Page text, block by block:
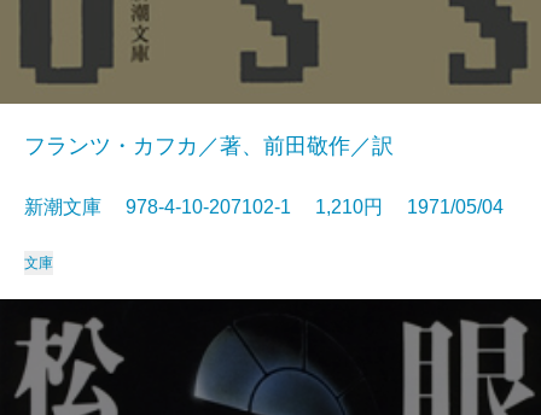
フランツ・カフカ／著、前田敬作／訳
新潮文庫 978-4-10-207102-1 1,210円 1971/05/04
文庫